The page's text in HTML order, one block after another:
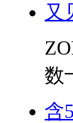
又
数
含